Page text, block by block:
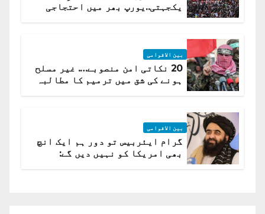
یکجہتی..یورپ بھر میں احتجاجی
بین الاقوامی
20 نکاتی امن منصوبے…. غیر مسلح
ہونے کی شق میں ترمیم کا مطالبہ
بین الاقوامی
گرام ایئربیس تو دور ہم ایک انچ
بھی امریکا کو نہیں دیں گے: